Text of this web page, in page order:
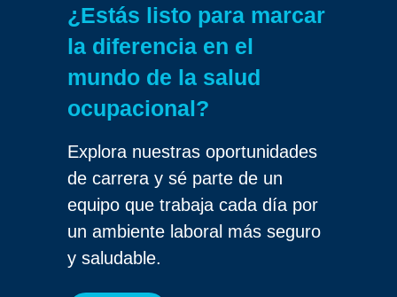
¿Estás listo para marcar
la diferencia en el
mundo de la salud
ocupacional?
Explora nuestras oportunidades
de carrera y sé parte de un
equipo que trabaja cada día por
un ambiente laboral más seguro
y saludable.